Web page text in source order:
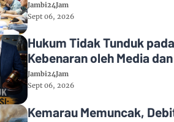
Jambi24Jam
Sept 06, 2026
Hukum Tidak Tunduk
Kebenaran oleh Media
Jambi24Jam
Sept 06, 2026
Kemarau Memuncak,